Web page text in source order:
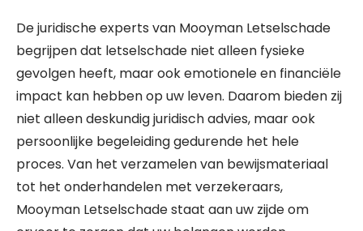
De juridische experts van Mooyman Letselschade
begrijpen dat letselschade niet alleen fysieke
gevolgen heeft, maar ook emotionele en financiële
impact kan hebben op uw leven. Daarom bieden zij
niet alleen deskundig juridisch advies, maar ook
persoonlijke begeleiding gedurende het hele
proces. Van het verzamelen van bewijsmateriaal
tot het onderhandelen met verzekeraars,
Mooyman Letselschade staat aan uw zijde om